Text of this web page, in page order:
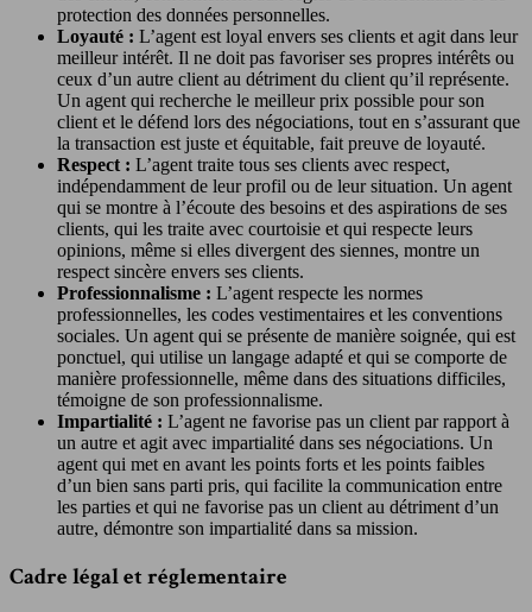
protection des données personnelles.
Loyauté : L’agent est loyal envers ses clients et agit dans leur
meilleur intérêt. Il ne doit pas favoriser ses propres intérêts ou
ceux d’un autre client au détriment du client qu’il représente.
Un agent qui recherche le meilleur prix possible pour son
client et le défend lors des négociations, tout en s’assurant que
la transaction est juste et équitable, fait preuve de loyauté.
Respect : L’agent traite tous ses clients avec respect,
indépendamment de leur profil ou de leur situation. Un agent
qui se montre à l’écoute des besoins et des aspirations de ses
clients, qui les traite avec courtoisie et qui respecte leurs
opinions, même si elles divergent des siennes, montre un
respect sincère envers ses clients.
Professionnalisme : L’agent respecte les normes
professionnelles, les codes vestimentaires et les conventions
sociales. Un agent qui se présente de manière soignée, qui est
ponctuel, qui utilise un langage adapté et qui se comporte de
manière professionnelle, même dans des situations difficiles,
témoigne de son professionnalisme.
Impartialité : L’agent ne favorise pas un client par rapport à
un autre et agit avec impartialité dans ses négociations. Un
agent qui met en avant les points forts et les points faibles
d’un bien sans parti pris, qui facilite la communication entre
les parties et qui ne favorise pas un client au détriment d’un
autre, démontre son impartialité dans sa mission.
Cadre légal et réglementaire